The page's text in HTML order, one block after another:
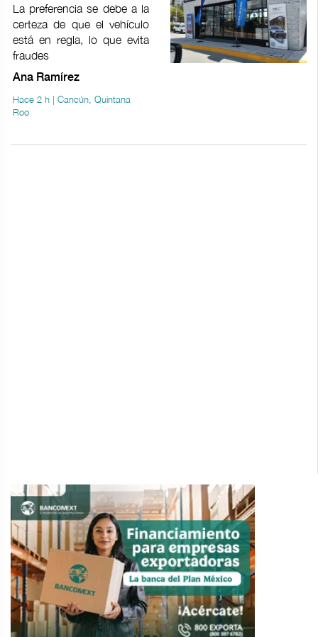
La preferencia se debe a la
certeza de que el vehículo
está en regla, lo que evita
fraudes
Ana Ramírez
Hace 2 h | Cancún, Quintana
Roo